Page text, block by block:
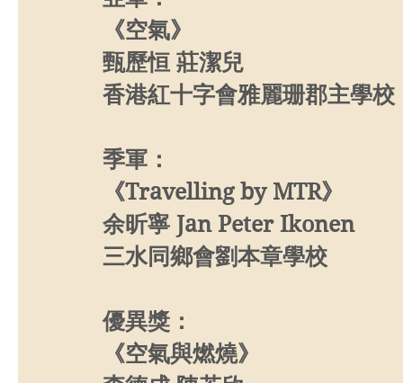
《空氣》
甄歷恒 莊潔兒
香港紅十字會雅麗珊郡主學校
季軍：
《Travelling by MTR》
余昕寧 Jan Peter Ikonen
三水同鄉會劉本章學校
優異獎：
《空氣與燃燒》